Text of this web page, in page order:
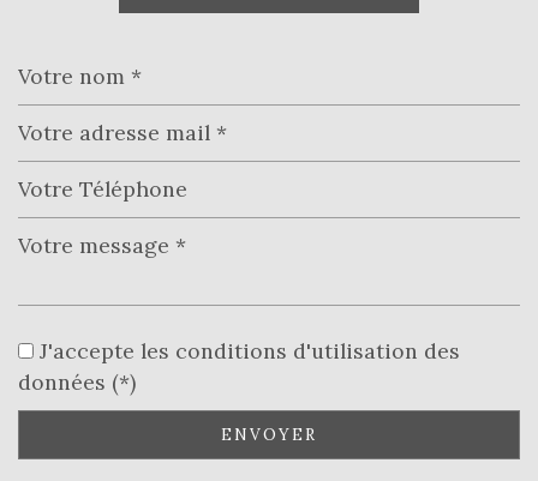
statistiques
Nombre d'habitants
379
J'accepte les conditions d'utilisation des
données (*)
ENVOYER